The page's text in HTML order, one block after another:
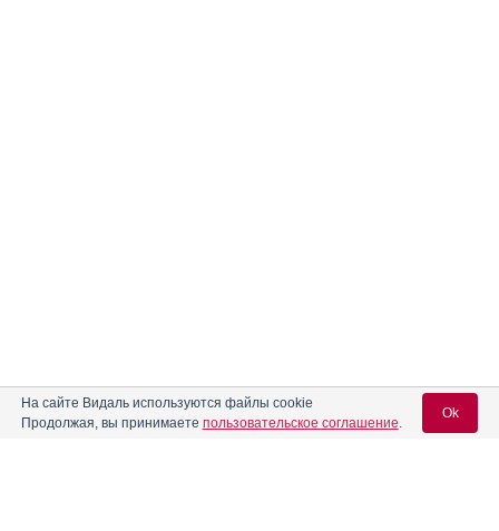
На сайте Видаль используются файлы cookie
Продолжая, вы принимаете пользовательское соглашение.
Ok